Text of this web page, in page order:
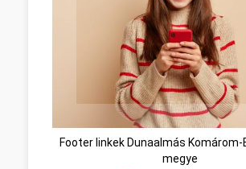
Footer linkek Dunaalmás
megye